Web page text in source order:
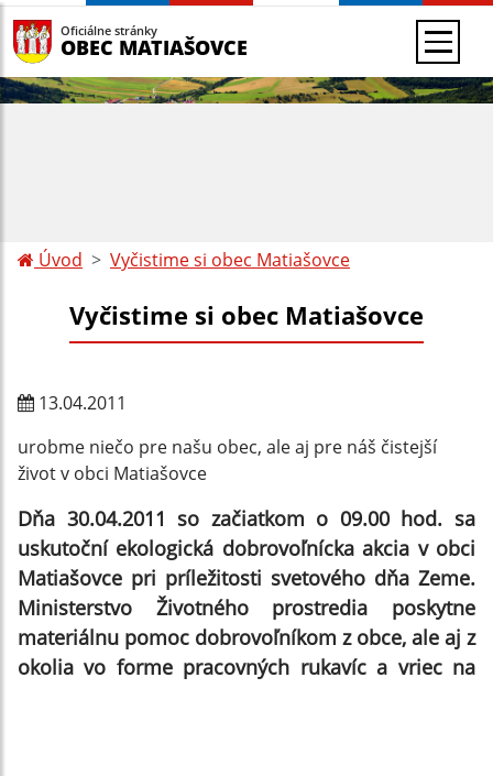
Oficiálne stránky
OBEC MATIAŠOVCE
Úvod Vyčistime si obec Matiašovce
Vyčistime si obec Matiašovce
13.04.2011
urobme niečo pre našu obec, ale aj pre náš čistejší
život v obci Matiašovce
Dňa 30.04.2011 so začiatkom o 09.00 hod. sa
uskutoční ekologická dobrovoľnícka akcia v obci
Matiašovce pri príležitosti svetového dňa Zeme.
Ministerstvo Životného prostredia poskytne
materiálnu pomoc dobrovoľníkom z obce, ale aj z
okolia vo forme pracovných rukavíc a vriec na